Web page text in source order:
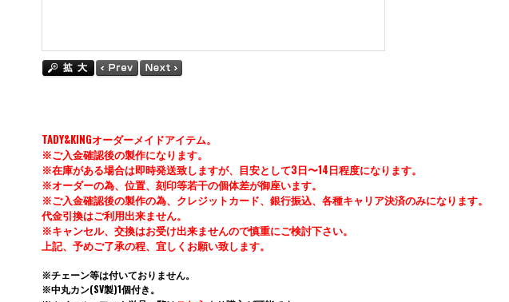
TADY&KINGオーダーメイドアイテム。
※ご入金確認後の製作になります。
※在庫がある場合は即時発送致しますが、目安として3日〜14日程度になります。
※オーダーの為、位置、刻印等若干の個体差が御座います。
※ご入金確認後の製作の為、クレジットカード、銀行振込、各種キャリア決済のみになります。
代金引換はご利用出来ません。
※キャンセル、交換はお受け出来ませんので慎重にご検討下さい。
上記、予めご了承の程、宜しくお願い致します。
※チェーン等は付いておりません。
※中丸カン(SV製)1個付き。